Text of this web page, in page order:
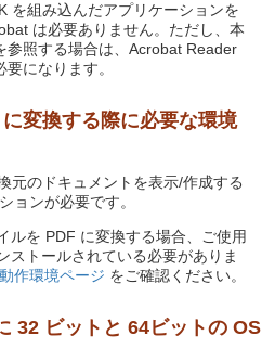
を組み込んだアプリケーションを
は必要ありません。ただし、本
参照する場合は、Acrobat Reader
になります。
変換する際に必要な環境
元のドキュメントを表示/作成する
ョンが必要です。
ルを PDF に変換する場合、ご使用
ストールされている必要がありま
動作環境ページ をご確認ください。
32 ビットと 64ビットの OS